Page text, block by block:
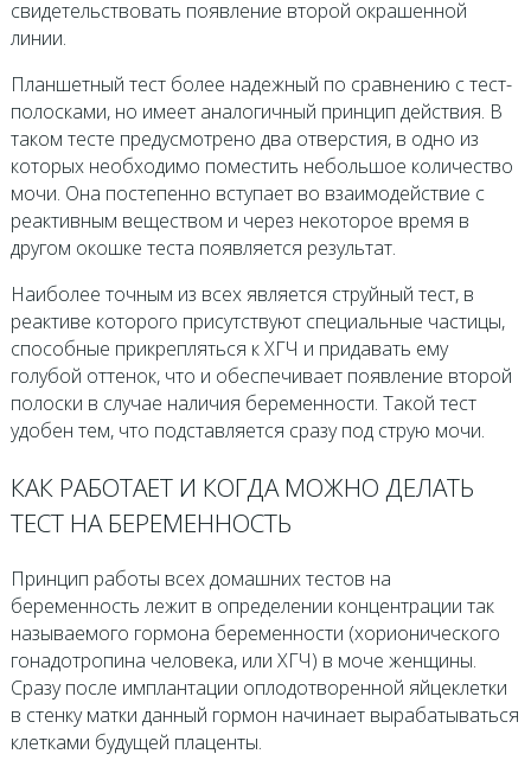
свидетельствовать появление второй окрашенной
линии.
Планшетный тест более надежный по сравнению с тест-
полосками, но имеет аналогичный принцип действия. В
таком тесте предусмотрено два отверстия, в одно из
которых необходимо поместить небольшое количество
мочи. Она постепенно вступает во взаимодействие с
реактивным веществом и через некоторое время в
другом окошке теста появляется результат.
Наиболее точным из всех является струйный тест, в
реактиве которого присутствуют специальные частицы,
способные прикрепляться к ХГЧ и придавать ему
голубой оттенок, что и обеспечивает появление второй
полоски в случае наличия беременности. Такой тест
удобен тем, что подставляется сразу под струю мочи.
КАК РАБОТАЕТ И КОГДА МОЖНО ДЕЛАТЬ
ТЕСТ НА БЕРЕМЕННОСТЬ
Принцип работы всех домашних тестов на
беременность лежит в определении концентрации так
называемого гормона беременности (хорионического
гонадотропина человека, или ХГЧ) в моче женщины.
Сразу после имплантации оплодотворенной яйцеклетки
в стенку матки данный гормон начинает вырабатываться
клетками будущей плаценты.